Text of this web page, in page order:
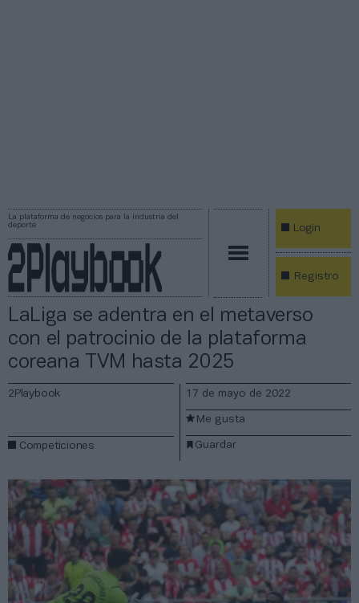
La plataforma de negocios para la industria del
deporte
Login
Registro
LaLiga se adentra en el metaverso
con el patrocinio de la plataforma
coreana TVM hasta 2025
2Playbook
Competiciones
17 de mayo de 2022
Guardar
Me gusta